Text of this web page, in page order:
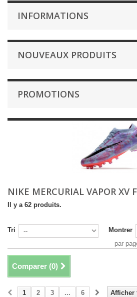
INFORMATIONS
NOUVEAUX PRODUITS
PROMOTIONS
NIKE MERCURIAL VAPOR XV
Il y a 62 produits.
Tri
Montrer
par
Comparer (0)
Afficher
1 2 3 ... 6